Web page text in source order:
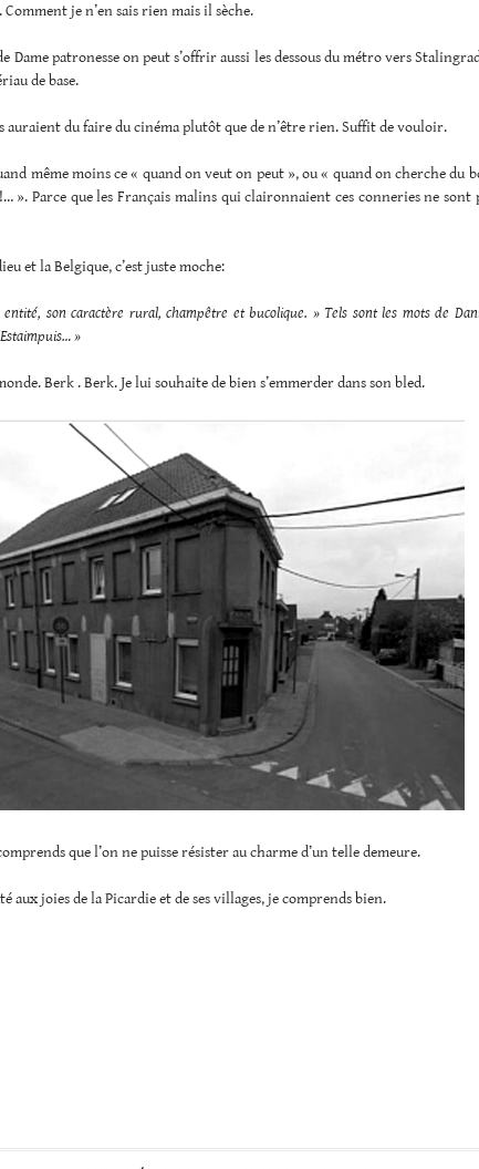
Comment je n’en sais rien mais il sèche.
Dame patronesse on peut s’offrir aussi les dessous du métro vers
de base.
auraient du faire du cinéma plutôt que de n’être rien. Suffit de vouloir.
même moins ce « quand on veut on peut », ou « quand on cherche du
». Parce que les Français malins qui claironnaient ces conneries ne sont
et la Belgique, c’est juste moche:
son caractère rural, champêtre et bucolique. » Tels sont les mots de
»
Berk . Berk. Je lui souhaite de bien s’emmerder dans son bled.
que l’on ne puisse résister au charme d’un telle demeure.
aux joies de la Picardie et de ses villages, je comprends bien.